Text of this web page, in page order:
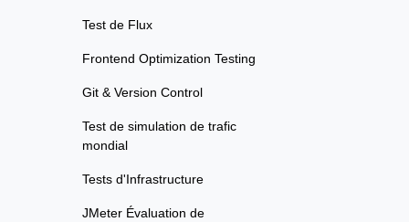
Test de Flux
Frontend Optimization Testing
Git & Version Control
Test de simulation de trafic
mondial
Tests d'Infrastructure
JMeter Évaluation de